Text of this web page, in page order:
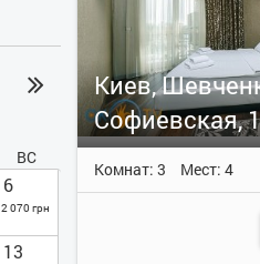
ВС
6
2 070 грн
13
Киев,
Софиевская, 1
Комнат: 3 Мест: 4